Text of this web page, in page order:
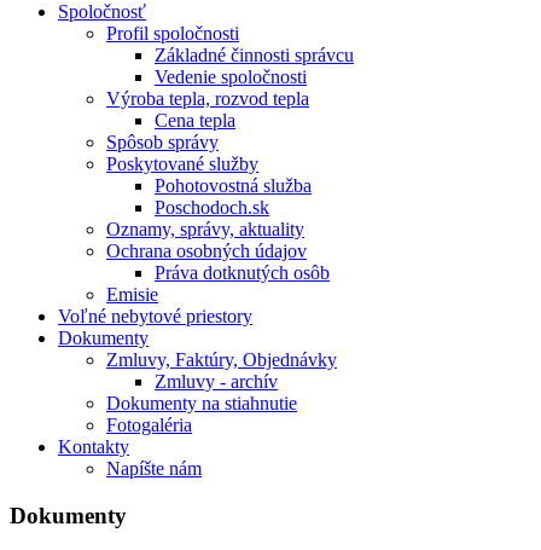
Spoločnosť
Profil spoločnosti
Základné činnosti správcu
Vedenie spoločnosti
Výroba tepla, rozvod tepla
Cena tepla
Spôsob správy
Poskytované služby
Pohotovostná služba
Poschodoch.sk
Oznamy, správy, aktuality
Ochrana osobných údajov
Práva dotknutých osôb
Emisie
Voľné nebytové priestory
Dokumenty
Zmluvy, Faktúry, Objednávky
Zmluvy - archív
Dokumenty na stiahnutie
Fotogaléria
Kontakty
Napíšte nám
Dokumenty